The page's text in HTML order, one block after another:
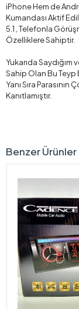
iPhone Hem de
Kumandası Aktif
5.1 , Telefonla
Özelliklere Sahiptir.
Yukarıda Saydığım
Sahip Olan Bu Teyp
Yanı Sıra
Kanıtlamıştır.
Benzer Ürünler